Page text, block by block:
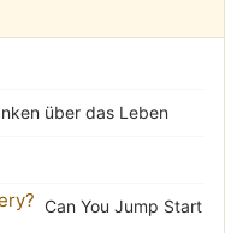
über das Leben
Can You Jump Start